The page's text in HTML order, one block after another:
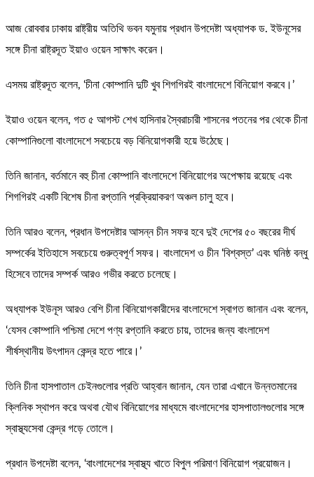
আজ রোববার ঢাকায় রাষ্ট্রীয় অতিথি ভবন যমুনায় প্রধান উপদেষ্টা অধ্যাপক ড. ইউনূসের
সঙ্গে চীনা রাষ্ট্রদূত ইয়াও ওয়েন সাক্ষাৎ করেন।
এসময় রাষ্ট্রদূত বলেন, ‘চীনা কোম্পানি দুটি খুব শিগগিরই বাংলাদেশে বিনিয়োগ করবে।’
ইয়াও ওয়েন বলেন, গত ৫ আগস্ট শেখ হাসিনার স্বৈরাচারী শাসনের পতনের পর থেকে চীনা
কোম্পানিগুলো বাংলাদেশে সবচেয়ে বড় বিনিয়োগকারী হয়ে উঠেছে।
তিনি জানান, বর্তমানে বহু চীনা কোম্পানি বাংলাদেশে বিনিয়োগের অপেক্ষায় রয়েছে এবং
শিগগিরই একটি বিশেষ চীনা রপ্তানি প্রক্রিয়াকরণ অঞ্চল চালু হবে।
তিনি আরও বলেন, প্রধান উপদেষ্টার আসন্ন চীন সফর হবে দুই দেশের ৫০ বছরের দীর্ঘ
সম্পর্কের ইতিহাসে সবচেয়ে গুরুত্বপূর্ণ সফর। বাংলাদেশ ও চীন ‘বিশ্বস্ত’ এবং ঘনিষ্ঠ বন্ধু
হিসেবে তাদের সম্পর্ক আরও গভীর করতে চলেছে।
অধ্যাপক ইউনূস আরও বেশি চীনা বিনিয়োগকারীদের বাংলাদেশে স্বাগত জানান এবং বলেন,
‘যেসব কোম্পানি পশ্চিমা দেশে পণ্য রপ্তানি করতে চায়, তাদের জন্য বাংলাদেশ
শীর্ষস্থানীয় উৎপাদন কেন্দ্র হতে পারে।’
তিনি চীনা হাসপাতাল চেইনগুলোর প্রতি আহ্বান জানান, যেন তারা এখানে উন্নতমানের
ক্লিনিক স্থাপন করে অথবা যৌথ বিনিয়োগের মাধ্যমে বাংলাদেশের হাসপাতালগুলোর সঙ্গে
স্বাস্থ্যসেবা কেন্দ্র গড়ে তোলে।
প্রধান উপদেষ্টা বলেন, ‘বাংলাদেশের স্বাস্থ্য খাতে বিপুল পরিমাণ বিনিয়োগ প্রয়োজন।